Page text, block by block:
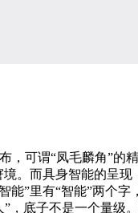
可谓“凤毛麟角”的
。而具身智能的呈
”里有“智能”两个字
，底子不是一个量级